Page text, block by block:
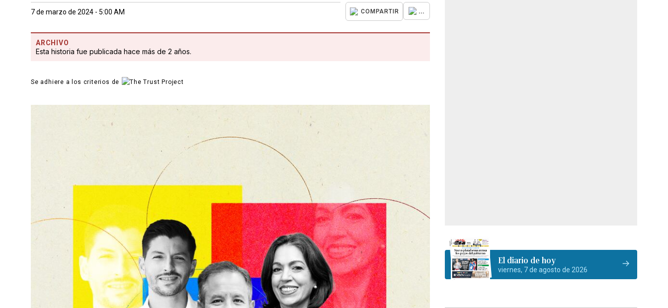
7 de marzo de 2024 - 5:00 AM COMPARTIR ...
ARCHIVO
Esta historia fue publicada hace más de 2 años.
Se adhiere a los criterios de
El diario de hoy
viernes, 7 de agosto de 2026